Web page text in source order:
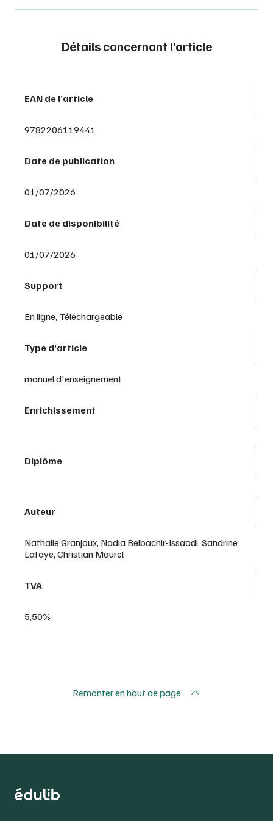
Détails concernant l’article
EAN de l’article
9782206119441
Date de publication
01/07/2026
Date de disponibilité
01/07/2026
Support
En ligne, Téléchargeable
Type d’article
manuel d'enseignement
Enrichissement
Diplôme
Auteur
Nathalie Granjoux, Nadia Belbachir-Issaadi, Sandrine
Lafaye, Christian Maurel
TVA
5,50%
Remonter en haut de page